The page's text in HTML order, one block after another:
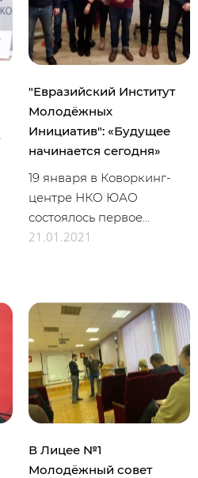
"Евразийский Институт
Молодёжных
Инициатив": «Будущее
начинается сегодня»
19 января в Коворкинг-
центре НКО ЮАО
состоялось первое...
21.01.2021
В Лицее №1
Молодёжный совет